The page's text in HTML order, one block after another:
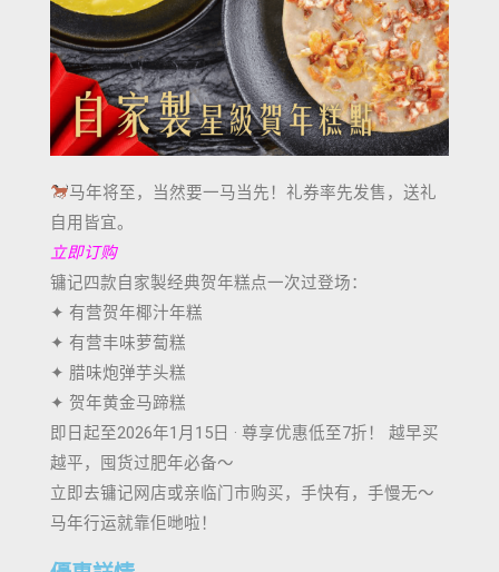
马年将至，当然要一马当先！礼券率先发售，送礼
自用皆宜。
立即订购
镛记四款自家製经典贺年糕点一次过登场：
✦ 有营贺年椰汁年糕
✦ 有营丰味萝蔔糕
✦ 腊味炮弹芋头糕
✦ 贺年黄金马蹄糕
即日起至2026年1月15日 · 尊享优惠低至7折！ 越早买
越平，囤货过肥年必备～
立即去镛记网店或亲临门市购买，手快有，手慢无～
马年行运就靠佢哋啦！